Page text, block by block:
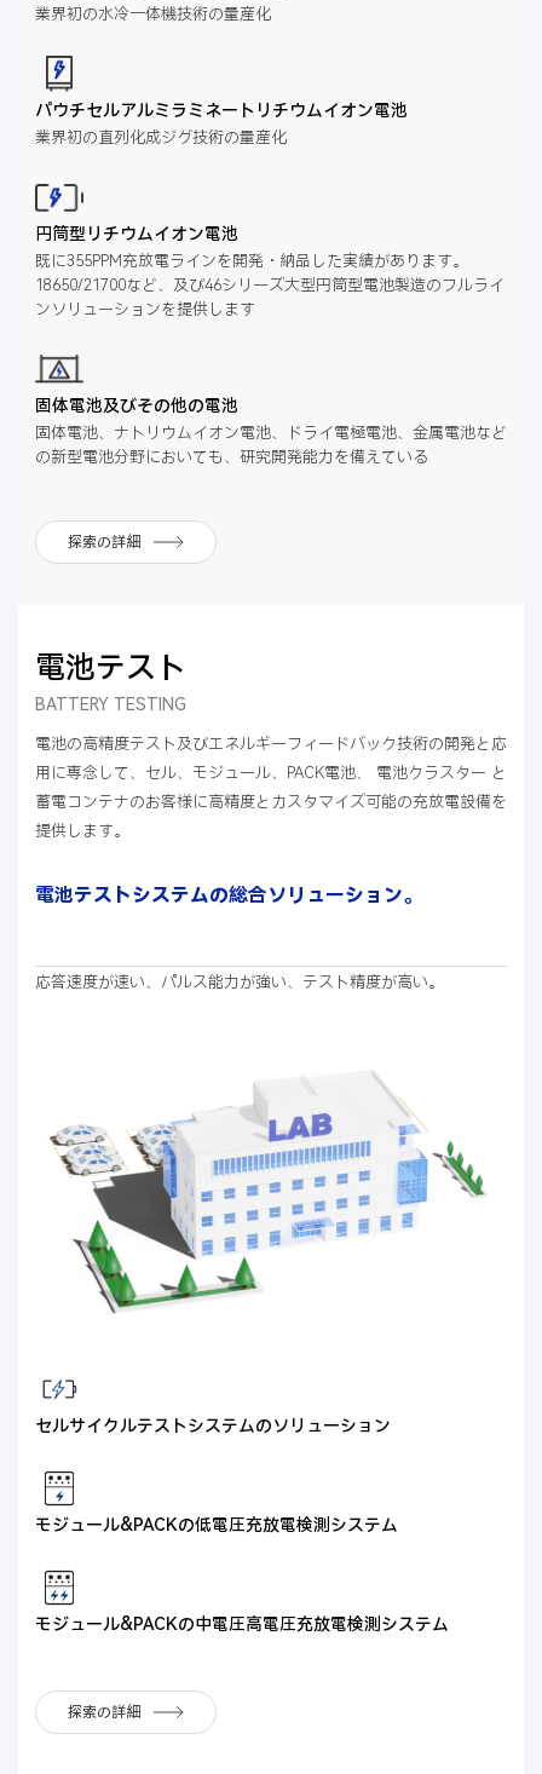
業界初の水冷一体機技術の量産化
パウチセルアルミラミネートリチウムイオン電池
業界初の直列化成ジグ技術の量産化
円筒型リチウムイオン電池
既に355PPM充放電ラインを開発・納品した実績があります。
18650/21700など、及び46シリーズ大型円筒型電池製造のフルライ
ンソリューションを提供します
固体電池及びその他の電池
固体電池、ナトリウムイオン電池、ドライ電極電池、金属電池など
の新型電池分野においても、研究開発能力を備えている
探索の詳細
電池テスト
BATTERY TESTING
電池の高精度テスト及びエネルギーフィードバック技術の開発と応
用に専念して、セル、モジュール、PACK電池、 電池クラスター と
蓄電コンテナのお客様に高精度とカスタマイズ可能の充放電設備を
提供します。
電池テストシステムの総合ソリューション。
応答速度が速い、パルス能力が強い、テスト精度が高い。
セルサイクルテストシステムのソリューション
モジュール&PACKの低電圧充放電検測システム
モジュール&PACKの中電圧高電圧充放電検測システム
探索の詳細